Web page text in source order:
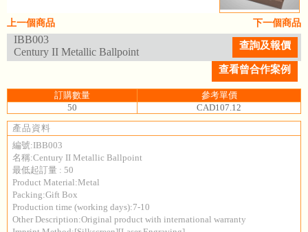
下一個商品
上一個商品
IBB003
Century II Metallic Ballpoint
查詢及報價
查看曾合作案例
訂購數量
參考單價
50
CAD107.12
產品資料
編號:IBB003
名稱:Century II Metallic Ballpoint
最低起訂量 : 50
Product Material:Metal
Packing:Gift Box
Production time (working days):7-10
Other Description:Original product with international warranty